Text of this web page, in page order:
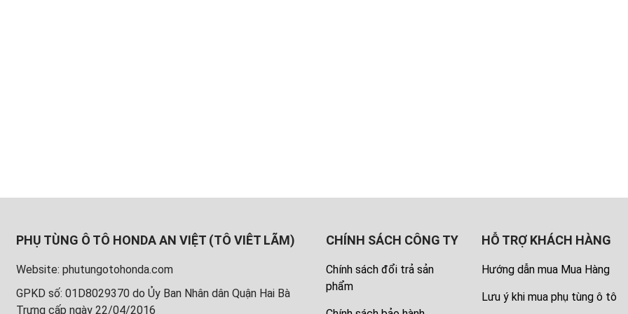
PHỤ TÙNG Ô TÔ HONDA AN VIỆT (TÔ VIÊT LÃM)
Website: phutungotohonda.com
GPKD số: 01D8029370 do Ủy Ban Nhân dân Quận Hai Bà
Trưng cấp ngày 22/04/2016
CHÍNH SÁCH CÔNG TY
Chính sách đổi trả sản
phẩm
HỖ TRỢ KHÁCH HÀNG
Hướng dẫn mua Mua Hàng
Lưu ý khi mua phụ tùng ô tô